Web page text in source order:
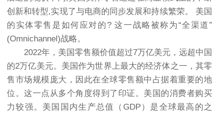
创新和转型,实现了与电商的同步发展和持续繁荣。 美国
的实体零售是如何应对的? 这一战略被称为“全渠道”
(Omnichannel)战略。
2022年，美国零售额价值超过7万亿美元，远超中国
的2万亿美元。美国作为世界上最大的经济体之一，其零
售市场规模庞大，因此在全球零售额中占据着重要的地
位。这一点从多个角度得到了印证。美国的消费者购买
力较强。美国国内生产总值（GDP）是全球最高的之